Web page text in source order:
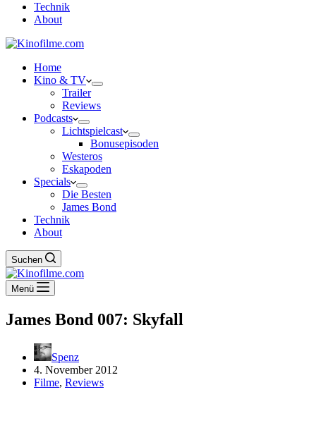
Technik
About
Home
Kino & TV
Trailer
Reviews
Podcasts
Lichtspielcast
Bonusepisoden
Westeros
Eskapoden
Specials
Die Besten
James Bond
Technik
About
Suchen
Menü
James Bond 007: Skyfall
Spenz
4. November 2012
Filme, Reviews